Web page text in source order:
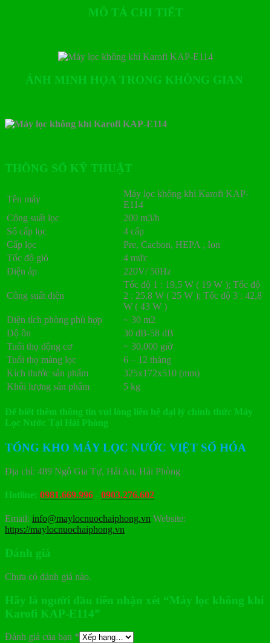
MÔ TẢ CHI TIẾT
ẢNH MINH HỌA TRONG KHÔNG GIAN
THÔNG SỐ KỸ THUẬT
Tên máy
Máy lọc không khí Karofi KAP-
E114
Công suất lọc
200 m3/h
Số cấp lọc
4 cấp
Cấp lọc
Pre, Cacbon, HEPA , Ion
Tốc độ gió
4 mức
Điện áp
220V/ 50Hz
Công suất điện
Tốc độ 1 : 19,5 W ( 19 W ); Tốc độ
2 : 25,8 W ( 25 W ); Tốc độ 3 : 42,8
W ( 43 W )
Diện tích phòng phù hợp
~ 30 m2
Độ ồn
30 dB-58 dB
Tuổi thọ động cơ
~ 30.000 giờ
Tuổi thọ màng lọc
6 – 12 tháng
Kích thước sản phẩm
325x172x510 (mm)
Khối lượng sản phẩm
5 kg
Để biết thêm thông tin vui lòng liên hệ đại lý chính thức Máy
Lọc Nước Tại Hải Phòng
TỔNG KHO MÁY LỌC NƯỚC VIỆT SỐ HÓA
Địa chỉ: 489 Ngô Gia Tự, Hải An, Hải Phòng
Hotline: 0981.669.996 - 0903.276.602
Email: info@maylocnuochaiphong.vn Website:
https://maylocnuochaiphong.vn
Đánh giá
Chưa có đánh giá nào.
Hãy là người đầu tiên nhận xét “Máy lọc không khí
Karofi KAP-E114”
Đánh giá của bạn *